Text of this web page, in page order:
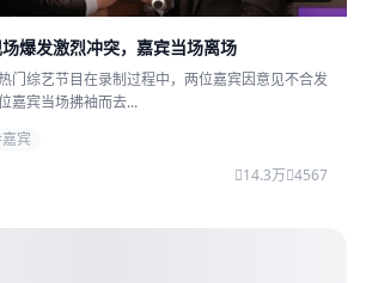
爆发激烈冲突，嘉宾当场离场
门综艺节目在录制过程中，两位嘉宾因意见不合发
嘉宾当场拂袖而去...
宾
14.3万 4567